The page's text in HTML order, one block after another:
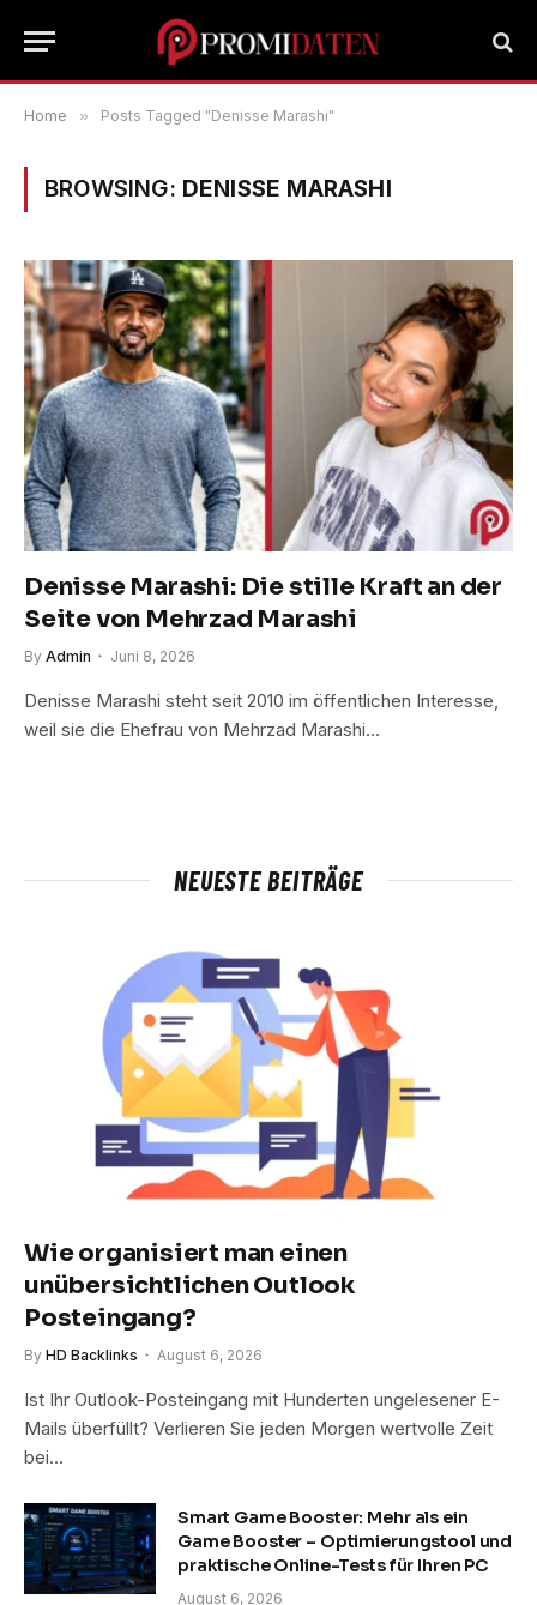
Home » Posts Tagged "Denisse Marashi"
BROWSING: DENISSE MARASHI
Denisse Marashi: Die stille Kraft an der
Seite von Mehrzad Marashi
By Admin Juni 8, 2026
Denisse Marashi steht seit 2010 im öffentlichen Interesse,
weil sie die Ehefrau von Mehrzad Marashi…
NEUESTE BEITRÄGE
Wie organisiert man einen
unübersichtlichen Outlook
Posteingang?
By HD Backlinks August 6, 2026
Ist Ihr Outlook-Posteingang mit Hunderten ungelesener E-
Mails überfüllt? Verlieren Sie jeden Morgen wertvolle Zeit
bei…
Smart Game Booster: Mehr als ein
Game Booster – Optimierungstool und
praktische Online-Tests für Ihren PC
August 6, 2026